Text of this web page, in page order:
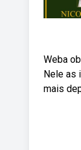
Weba
Nele as
mais